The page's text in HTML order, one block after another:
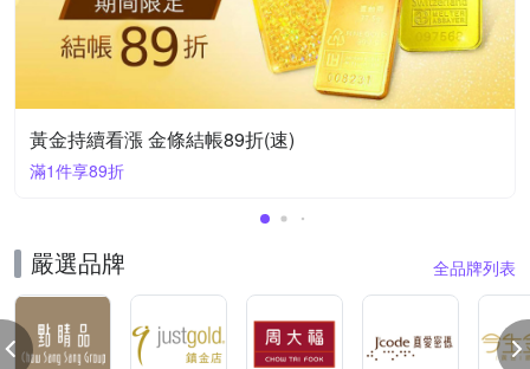
黃金持續看漲 金條結帳89折(速)
滿1件享89折
嚴選品牌 全品牌列表